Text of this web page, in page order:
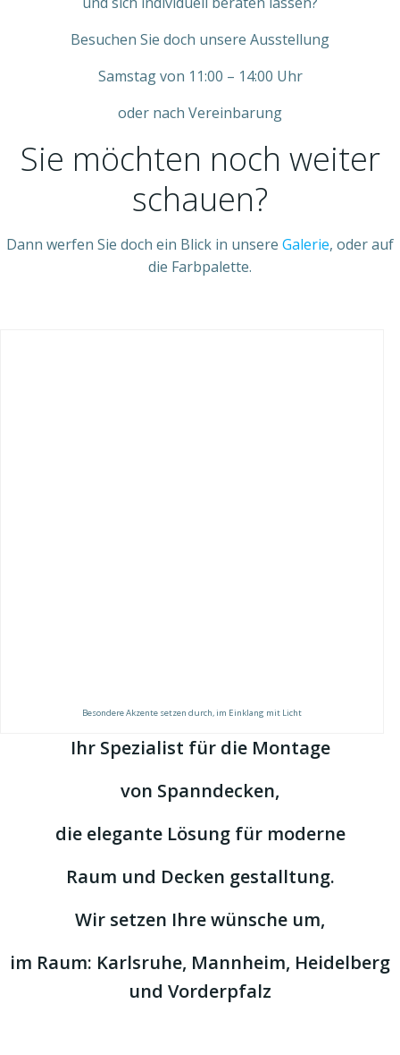
Besuchen Sie doch unsere Ausstellung
Samstag von 11:00 – 14:00 Uhr
oder nach Vereinbarung
Sie möchten noch weiter
schauen?
Dann werfen Sie doch ein Blick in unsere Galerie, oder auf
die Farbpalette.
Besondere Akzente setzen durch, im Einklang mit Licht
Ihr Spezialist für die Montage
von Spanndecken,
die elegante Lösung für moderne
Raum und Decken gestalltung.
Wir setzen Ihre wünsche um,
im Raum: Karlsruhe, Mannheim, Heidelberg
und Vorderpfalz